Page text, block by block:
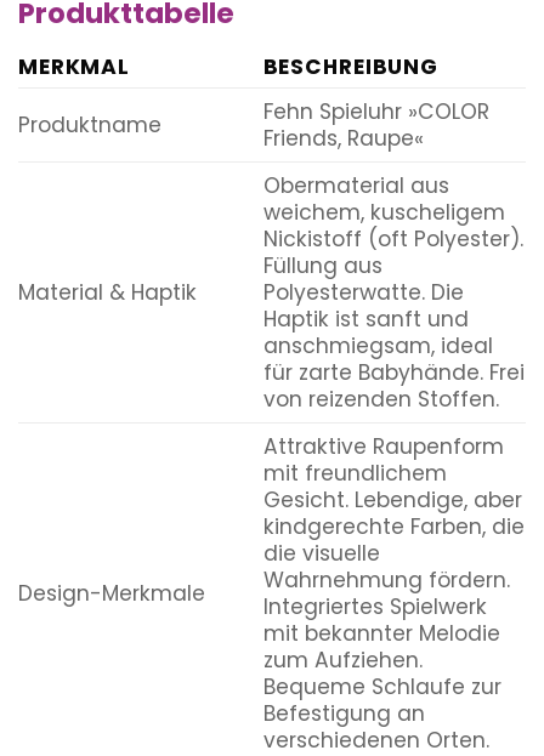
Produkttabelle
MERKMAL
BESCHREIBUNG
Produktname
Fehn Spieluhr »COLOR
Friends, Raupe«
Material & Haptik
Obermaterial aus
weichem, kuscheligem
Nickistoff (oft Polyester).
Füllung aus
Polyesterwatte. Die
Haptik ist sanft und
anschmiegsam, ideal
für zarte Babyhände. Frei
von reizenden Stoffen.
Design-Merkmale
Attraktive Raupenform
mit freundlichem
Gesicht. Lebendige, aber
kindgerechte Farben, die
die visuelle
Wahrnehmung fördern.
Integriertes Spielwerk
mit bekannter Melodie
zum Aufziehen.
Bequeme Schlaufe zur
Befestigung an
verschiedenen Orten.